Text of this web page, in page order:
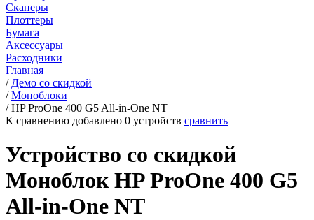
Сканеры
Плоттеры
Бумага
Аксессуары
Расходники
Главная
/ Демо со скидкой
/Моноблоки
/HP ProOne 400 G5 All-in-One NT
К сравнению добавлено 0 устройств сравнить
Устройство со скидкой
Моноблок HP ProOne 400 G5
All-in-One NT